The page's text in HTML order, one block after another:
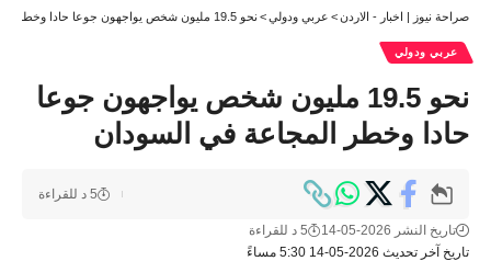
صراحة نيوز | اخبار - الاردن> عربي ودولي> نحو 19.5 مليون شخص يواجهون جوعا حادا وخطر المجاعة في السودان
عربي ودولي
نحو 19.5 مليون شخص يواجهون جوعا
حادا وخطر المجاعة في السودان
تاريخ آخر تحديث 2026-05-14 5:30 مساءً
تاريخ النشر 2026-05-14 5 د للقراءة
5 د للقراءة